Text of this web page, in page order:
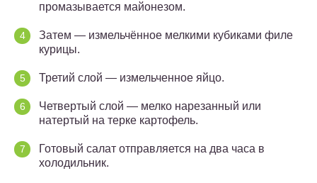
промазывается майонезом.
Затем — измельчённое мелкими кубиками филе
курицы.
Третий слой — измельченное яйцо.
Четвертый слой — мелко нарезанный или
натертый на терке картофель.
Готовый салат отправляется на два часа в
холодильник.